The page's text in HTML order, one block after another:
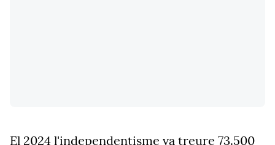
El 2024 l'independentisme va treure 73.500